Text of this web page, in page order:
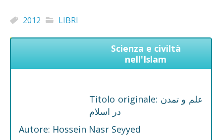
2012 LIBRI
Scienza e civiltà
nell'Islam
Titolo originale: علم و تمدن
در اسلام
Autore: Hossein Nasr Seyyed